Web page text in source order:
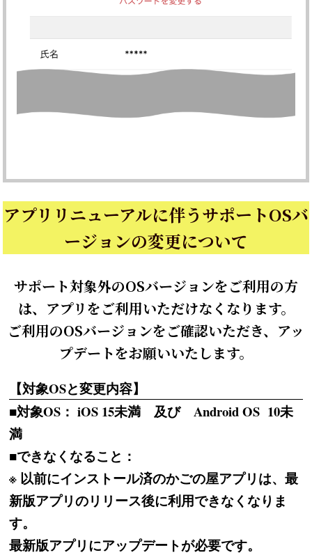
アプリリニューアルに伴うサポートOSバ
ージョンの変更について
サポート対象外のOSバージョンをご利用の方
は、アプリをご利用いただけなくなります。
ご利用のOSバージョンをご確認いただき、アッ
プデートをお願いいたします。
【対象OSと変更内容】
■対象OS： iOS 15未満 及び Android OS 10未
満
■できなくなること：
※ 以前にインストール済のかごの屋アプリは、最
新版アプリのリリース後に利用できなくなりま
す。
最新版アプリにアップデートが必要です。